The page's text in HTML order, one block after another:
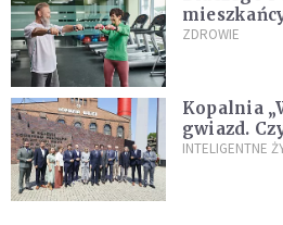
Ekspertka
ZDROWIE
Kopalnia
gwiazd.
„Dolina
INTELIGENTNE